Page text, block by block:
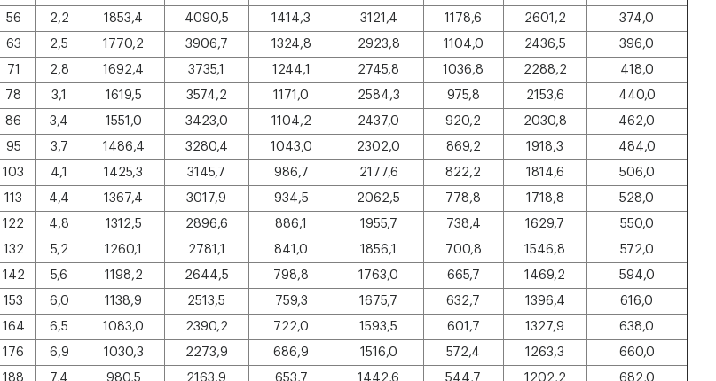
56 2,2 1853,4 4090,5 1414,3 3121,4 1178,6 2601,2
374,0
63 2,5 1770,2 3906,7 1324,8 2923,8 1104,0 2436,5
396,0
71 2,8 1692,4 3735,1 1244,1 2745,8 1036,8 2288,2
418,0
78 3,1 1619,5 3574,2 1171,0 2584,3 975,8 2153,6
440,0
86 3,4 1551,0 3423,0 1104,2 2437,0 920,2 2030,8
462,0
95 3,7 1486,4 3280,4 1043,0 2302,0 869,2 1918,3
484,0
103 4,1 1425,3 3145,7 986,7 2177,6 822,2 1814,6
506,0
113 4,4 1367,4 3017,9 934,5 2062,5 778,8 1718,8
528,0
122 4,8 1312,5 2896,6 886,1 1955,7 738,4 1629,7
550,0
132 5,2 1260,1 2781,1 841,0 1856,1 700,8 1546,8
572,0
142 5,6 1198,2 2644,5 798,8 1763,0 665,7 1469,2
594,0
153 6,0 1138,9 2513,5 759,3 1675,7 632,7 1396,4
616,0
164 6,5 1083,0 2390,2 722,0 1593,5 601,7 1327,9
638,0
176 6,9 1030,3 2273,9 686,9 1516,0 572,4 1263,3
660,0
188 7,4 980,5 2163,9 653,7 1442,6 544,7 1202,2
682,0